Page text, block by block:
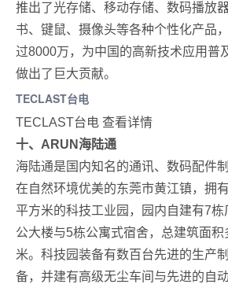
推出了光存储、移动存储、数码播放
书、键鼠、摄像头等各种个性化产品
过8000万，为中国的高新技术应用普
做出了巨大贡献。
TECLAST台电
TECLAST台电 查看详情
十、ARUN海陆通
海陆通是国内知名的通讯、数码配件
在自然环境优美的东莞市黄江镇，拥
平方米的科技工业园，园内自建有7
公大楼与5栋公寓式宿舍，总建筑面积
米。科技园装备有数百台先进的生产
备，并建有高级无尘车间与先进的自